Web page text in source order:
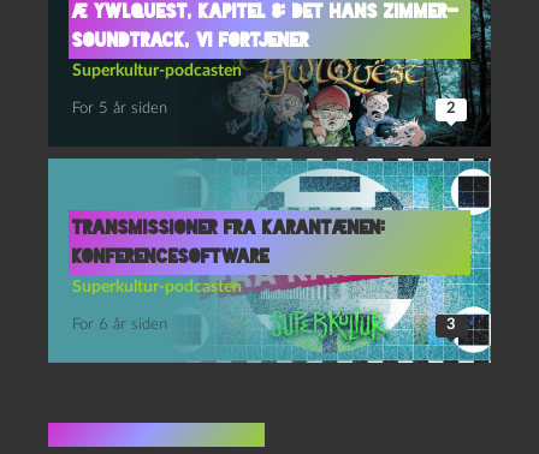
Æ YwlQuest, kapitel 8: Det Hans Zimmer-
soundtrack, vi fortjener
Superkultur-podcasten
For 5 år siden 2
Transmissioner fra Karantænen:
Konferencesoftware
Superkultur-podcasten
For 6 år siden 3